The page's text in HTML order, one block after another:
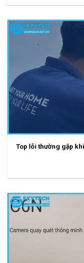
Top lỗi thường gặp